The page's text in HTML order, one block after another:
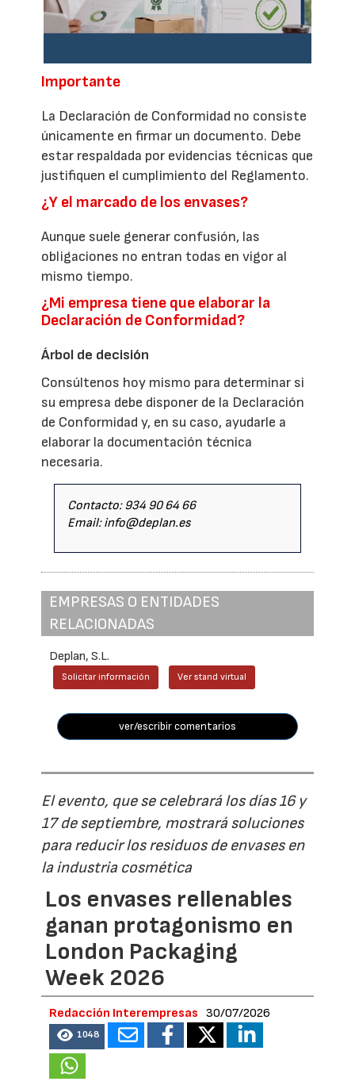
Importante
La Declaración de Conformidad no consiste
únicamente en firmar un documento. Debe
estar respaldada por evidencias técnicas que
justifiquen el cumplimiento del Reglamento.
¿Y el marcado de los envases?
Aunque suele generar confusión, las
obligaciones no entran todas en vigor al
mismo tiempo.
¿Mi empresa tiene que elaborar la
Declaración de Conformidad?
Árbol de decisión
Consúltenos hoy mismo para determinar si
su empresa debe disponer de la Declaración
de Conformidad y, en su caso, ayudarle a
elaborar la documentación técnica
necesaria.
Contacto: 934 90 64 66
Email: info@deplan.es
EMPRESAS O ENTIDADES
RELACIONADAS
Deplan, S.L.
Solicitar información Ver stand virtual
ver/escribir comentarios
El evento, que se celebrará los días 16 y
17 de septiembre, mostrará soluciones
para reducir los residuos de envases en
la industria cosmética
Los envases rellenables
ganan protagonismo en
London Packaging
Week 2026
Redacción Interempresas 30/07/2026
1048